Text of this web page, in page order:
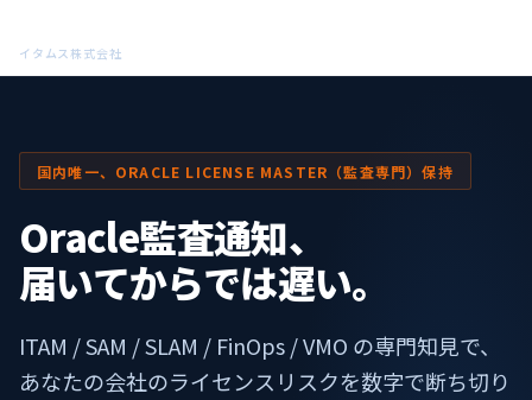
イタムス株式会社
国内唯一、ORACLE LICENSE MASTER（監査専門）保持
Oracle監査通知、
届いてからでは遅い。
ITAM / SAM / SLAM / FinOps / VMO の専門知見で、
あなたの会社のライセンスリスクを数字で断ち切り